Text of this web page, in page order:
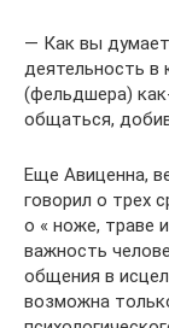
— Как вы
деятельность в
(фельдшера)
общаться,
Еще Авиценна,
говорил о трех
о « ноже, траве
важность
общения в
возможна